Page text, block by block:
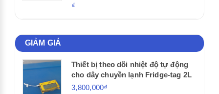
₫
GIẢM GIÁ
Thiết bị theo dõi nhiệt độ tự động
cho dây chuyền lạnh Fridge-tag 2L
3,800,000₫